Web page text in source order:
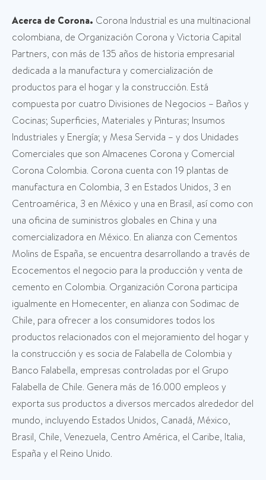
Acerca de Corona. Corona Industrial es una multinacional
colombiana, de Organización Corona y Victoria Capital
Partners, con más de 135 años de historia empresarial
dedicada a la manufactura y comercialización de
productos para el hogar y la construcción. Está
compuesta por cuatro Divisiones de Negocios – Baños y
Cocinas; Superficies, Materiales y Pinturas; Insumos
Industriales y Energía; y Mesa Servida – y dos Unidades
Comerciales que son Almacenes Corona y Comercial
Corona Colombia. Corona cuenta con 19 plantas de
manufactura en Colombia, 3 en Estados Unidos, 3 en
Centroamérica, 3 en México y una en Brasil, así como con
una oficina de suministros globales en China y una
comercializadora en México. En alianza con Cementos
Molins de España, se encuentra desarrollando a través de
Ecocementos el negocio para la producción y venta de
cemento en Colombia. Organización Corona participa
igualmente en Homecenter, en alianza con Sodimac de
Chile, para ofrecer a los consumidores todos los
productos relacionados con el mejoramiento del hogar y
la construcción y es socia de Falabella de Colombia y
Banco Falabella, empresas controladas por el Grupo
Falabella de Chile. Genera más de 16.000 empleos y
exporta sus productos a diversos mercados alrededor del
mundo, incluyendo Estados Unidos, Canadá, México,
Brasil, Chile, Venezuela, Centro América, el Caribe, Italia,
España y el Reino Unido.